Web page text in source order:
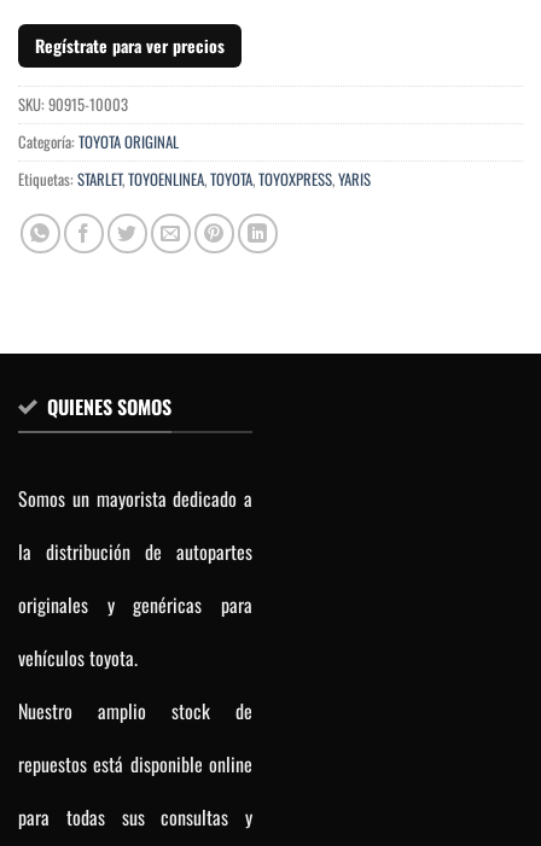
Regístrate para ver precios
SKU: 90915-10003
Categoría: TOYOTA ORIGINAL
Etiquetas: STARLET,TOYOENLINEA,TOYOTA,TOYOXPRESS,YARIS
QUIENES SOMOS
Somos un mayorista dedicado a
la distribución de autopartes
originales y genéricas para
vehículos toyota.
Nuestro amplio stock de
repuestos está disponible online
para todas sus consultas y